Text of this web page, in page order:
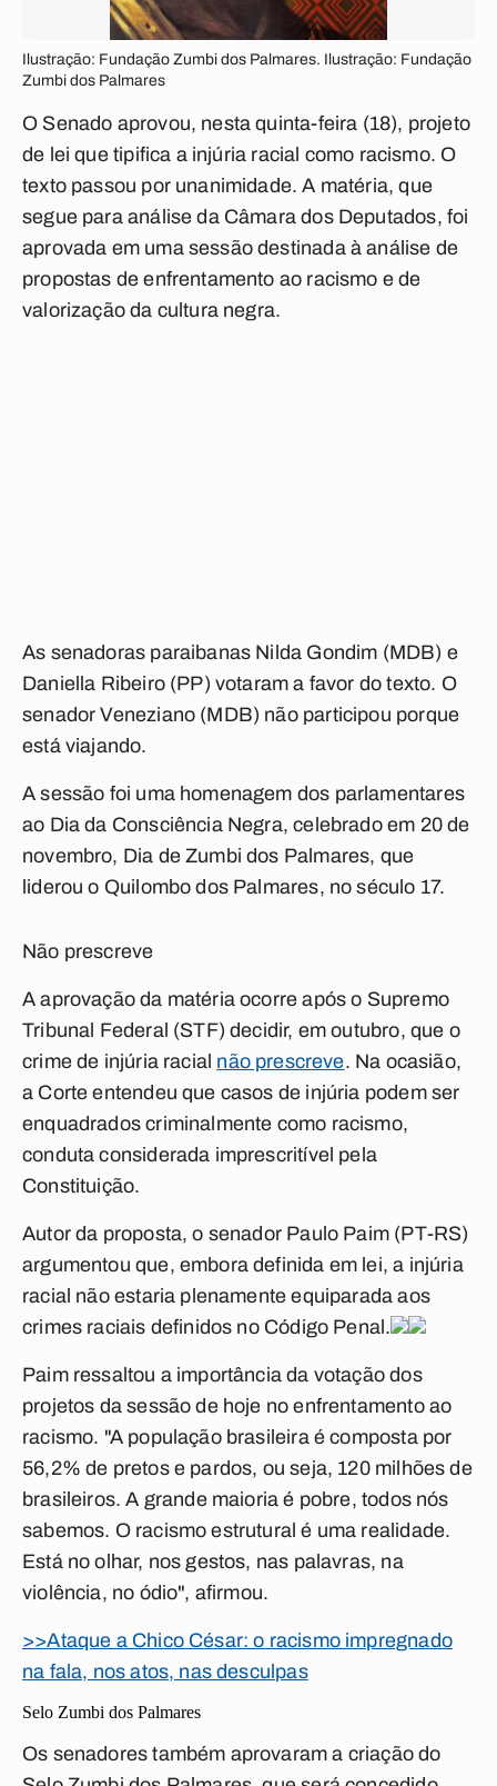
Ilustração: Fundação Zumbi dos Palmares. Ilustração: Fundação
Zumbi dos Palmares
O Senado aprovou, nesta quinta-feira (18), projeto
de lei que tipifica a injúria racial como racismo. O
texto passou por unanimidade. A matéria, que
segue para análise da Câmara dos Deputados, foi
aprovada em uma sessão destinada à análise de
propostas de enfrentamento ao racismo e de
valorização da cultura negra.
As senadoras paraibanas Nilda Gondim (MDB) e
Daniella Ribeiro (PP) votaram a favor do texto. O
senador Veneziano (MDB) não participou porque
está viajando.
A sessão foi uma homenagem dos parlamentares
ao Dia da Consciência Negra, celebrado em 20 de
novembro, Dia de Zumbi dos Palmares, que
liderou o Quilombo dos Palmares, no século 17.
Não prescreve
A aprovação da matéria ocorre após o Supremo
Tribunal Federal (STF) decidir, em outubro, que o
crime de injúria racial não prescreve. Na ocasião,
a Corte entendeu que casos de injúria podem ser
enquadrados criminalmente como racismo,
conduta considerada imprescritível pela
Constituição.
Autor da proposta, o senador Paulo Paim (PT-RS)
argumentou que, embora definida em lei, a injúria
racial não estaria plenamente equiparada aos
crimes raciais definidos no Código Penal.
Paim ressaltou a importância da votação dos
projetos da sessão de hoje no enfrentamento ao
racismo. "A população brasileira é composta por
56,2% de pretos e pardos, ou seja, 120 milhões de
brasileiros. A grande maioria é pobre, todos nós
sabemos. O racismo estrutural é uma realidade.
Está no olhar, nos gestos, nas palavras, na
violência, no ódio", afirmou.
>>Ataque a Chico César: o racismo impregnado
na fala, nos atos, nas desculpas
Selo Zumbi dos Palmares
Os senadores também aprovaram a criação do